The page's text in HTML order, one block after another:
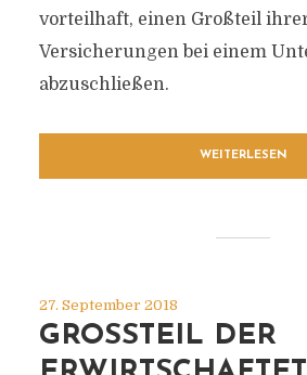
vorteilhaft, einen Großteil
Versicherungen bei einem
abzuschließen.
WEITERLESEN
27. September 2018
GROSSTEIL DER E